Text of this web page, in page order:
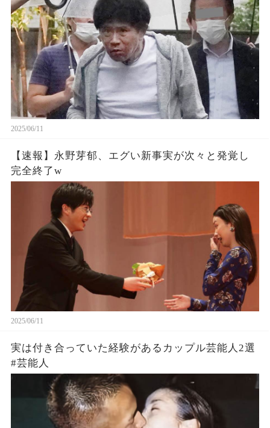
2025/06/11
【速報】永野芽郁、エグい新事実が次々と発覚し
完全終了w
2025/06/11
実は付き合っていた経験があるカップル芸能人2選
#芸能人